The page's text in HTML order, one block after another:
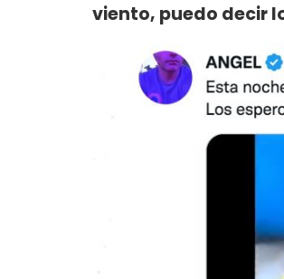
viento, puedo decir